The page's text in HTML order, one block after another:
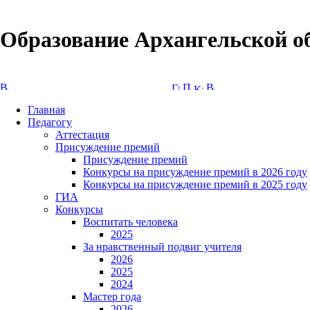
Образование Архангельской
Главная
Педагогу
Аттестация
Присуждение премий
Присуждение премий
Конкурсы на присуждение премий в 2026 году
Конкурсы на присуждение премий в 2025 году
ГИА
Конкурсы
Воспитать человека
2025
За нравственный подвиг учителя
2026
2025
2024
Мастер года